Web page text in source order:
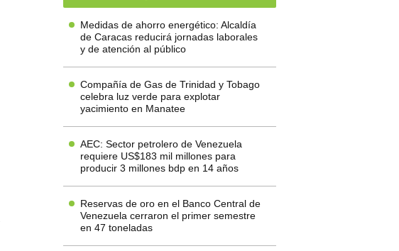
Medidas de ahorro energético: Alcaldía
de Caracas reducirá jornadas laborales
y de atención al público
Compañía de Gas de Trinidad y Tobago
celebra luz verde para explotar
yacimiento en Manatee
AEC: Sector petrolero de Venezuela
requiere US$183 mil millones para
producir 3 millones bdp en 14 años
Reservas de oro en el Banco Central de
Venezuela cerraron el primer semestre
en 47 toneladas